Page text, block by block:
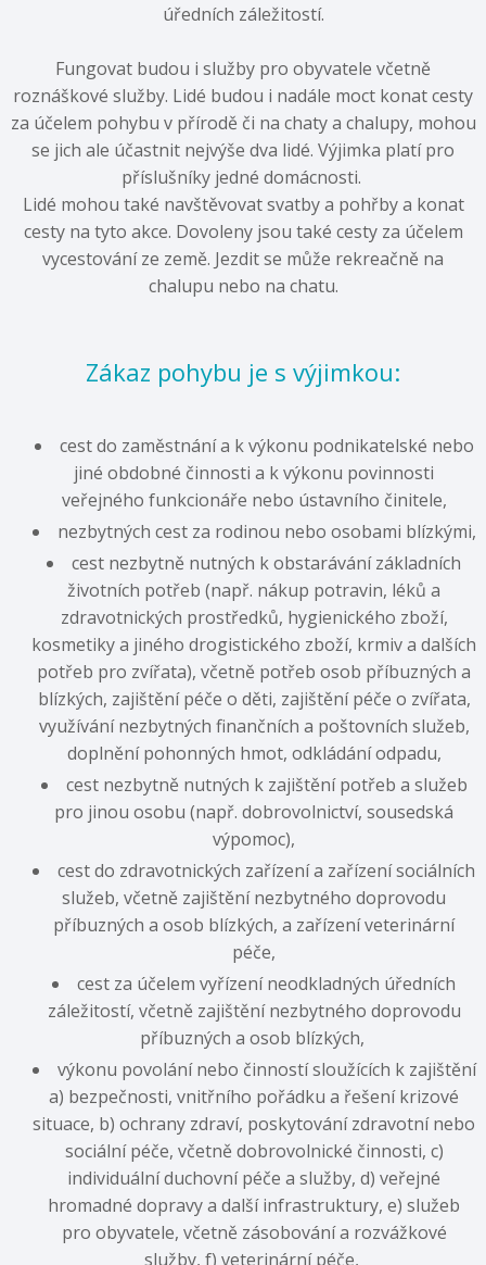
úředních záležitostí.
Fungovat budou i služby pro obyvatele včetně
roznáškové služby. Lidé budou i nadále moct konat cesty
za účelem pohybu v přírodě či na chaty a chalupy, mohou
se jich ale účastnit nejvýše dva lidé. Výjimka platí pro
příslušníky jedné domácnosti.
Lidé mohou také navštěvovat svatby a pohřby a konat
cesty na tyto akce. Dovoleny jsou také cesty za účelem
vycestování ze země. Jezdit se může rekreačně na
chalupu nebo na chatu.
Zákaz pohybu je s výjimkou:
cest do zaměstnání a k výkonu podnikatelské nebo
jiné obdobné činnosti a k výkonu povinnosti
veřejného funkcionáře nebo ústavního činitele,
nezbytných cest za rodinou nebo osobami blízkými,
cest nezbytně nutných k obstarávání základních
životních potřeb (např. nákup potravin, léků a
zdravotnických prostředků, hygienického zboží,
kosmetiky a jiného drogistického zboží, krmiv a dalších
potřeb pro zvířata), včetně potřeb osob příbuzných a
blízkých, zajištění péče o děti, zajištění péče o zvířata,
využívání nezbytných finančních a poštovních služeb,
doplnění pohonných hmot, odkládání odpadu,
cest nezbytně nutných k zajištění potřeb a služeb
pro jinou osobu (např. dobrovolnictví, sousedská
výpomoc),
cest do zdravotnických zařízení a zařízení sociálních
služeb, včetně zajištění nezbytného doprovodu
příbuzných a osob blízkých, a zařízení veterinární
péče,
cest za účelem vyřízení neodkladných úředních
záležitostí, včetně zajištění nezbytného doprovodu
příbuzných a osob blízkých,
výkonu povolání nebo činností sloužících k zajištění
a) bezpečnosti, vnitřního pořádku a řešení krizové
situace, b) ochrany zdraví, poskytování zdravotní nebo
sociální péče, včetně dobrovolnické činnosti, c)
individuální duchovní péče a služby, d) veřejné
hromadné dopravy a další infrastruktury, e) služeb
pro obyvatele, včetně zásobování a rozvážkové
služby, f) veterinární péče,